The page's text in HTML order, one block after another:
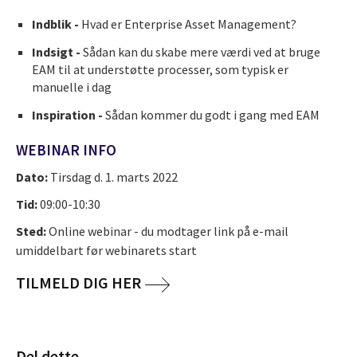
Indblik - Hvad er Enterprise Asset Management?
Indsigt - Sådan kan du skabe mere værdi ved at bruge
EAM til at understøtte processer, som typisk er
manuelle i dag
Inspiration - Sådan kommer du godt i gang med EAM
WEBINAR INFO
Dato: Tirsdag d. 1. marts 2022
Tid:09:00-10:30
Sted:Online webinar - du modtager link på e-mail
umiddelbart før webinarets start
TILMELD DIG HER